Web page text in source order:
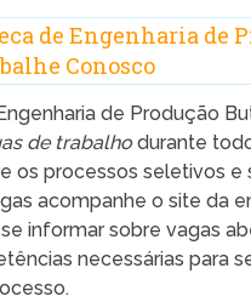
de Engenharia de
Conosco
de Produção
de trabalhodurante
os processos seletivos e
acompanhe o site da
informar sobre vagas
necessárias para